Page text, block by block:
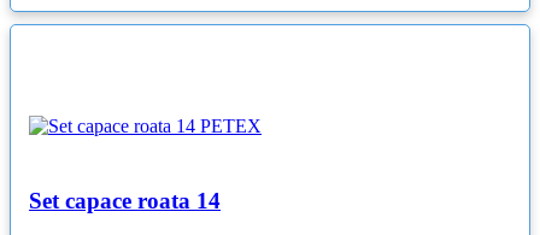
Set capace roata 14